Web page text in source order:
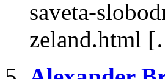
saveta-
zeland.html